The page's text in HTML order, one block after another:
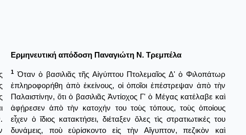
Ερμηνευτική απόδοση Παναγιώτη Ν. Τρεμπέλα
1 Όταν ὁ βασιλιᾶς τῆς Αἰγύπτου Πτολεμαῖος Δ' ὁ Φιλοπάτωρ
ἐπληροφορήθη ἀπὸ ἐκείνους, οἱ ὁποῖοι ἐπέστρεψαν ἀπὸ τὴν
Παλαιστίνην, ὅτι ὁ βασιλιᾶς Ἀντίοχος Γ' ὁ Μέγας κατέλαβε καὶ
ἀφῄρεσεν ἀπὸ τὴν κατοχήν του τοὺς τόπους, τοὺς ὁποίους
εἶχεν ὁ ἴδιος κατακτήσει, διέταξεν ὅλες τὶς στρατιωτικές του
δυνάμεις, ποὺ εὑρίσκοντο εἰς τὴν Αἴγυπτον, πεζικὸν καὶ